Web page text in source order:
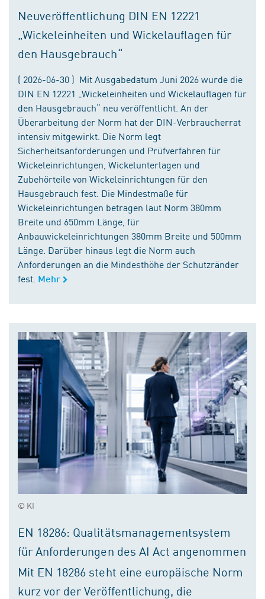
Neuveröffentlichung DIN EN 12221
„Wickeleinheiten und Wickelauflagen für
den Hausgebrauch“
( 2026-06-30 ) Mit Ausgabedatum Juni 2026 wurde die
DIN EN 12221 „Wickeleinheiten und Wickelauflagen für
den Hausgebrauch“ neu veröffentlicht. An der
Überarbeitung der Norm hat der DIN-Verbraucherrat
intensiv mitgewirkt. Die Norm legt
Sicherheitsanforderungen und Prüfverfahren für
Wickeleinrichtungen, Wickelunterlagen und
Zubehörteile von Wickeleinrichtungen für den
Hausgebrauch fest. Die Mindestmaße für
Wickeleinrichtungen betragen laut Norm 380mm
Breite und 650mm Länge, für
Anbauwickeleinrichtungen 380mm Breite und 500mm
Länge. Darüber hinaus legt die Norm auch
Anforderungen an die Mindesthöhe der Schutzränder
fest. Mehr
© KI
EN 18286: Qualitätsmanagementsystem
für Anforderungen des AI Act angenommen
Mit EN 18286 steht eine europäische Norm
kurz vor der Veröffentlichung, die